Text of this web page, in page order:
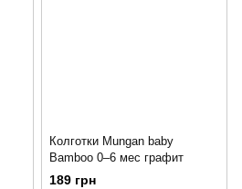
Колготки Mungan baby
Bamboo 0–6 мес графит
189 грн